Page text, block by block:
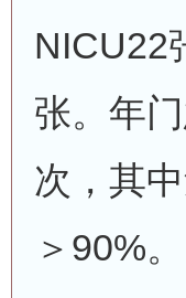
NICU22
张。年
次，其
＞90%。